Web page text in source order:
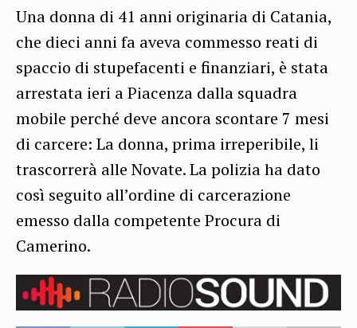
Una donna di 41 anni originaria di Catania,
che dieci anni fa aveva commesso reati di
spaccio di stupefacenti e finanziari, è stata
arrestata ieri a Piacenza dalla squadra
mobile perché deve ancora scontare 7 mesi
di carcere: La donna, prima irreperibile, li
trascorrerà alle Novate. La polizia ha dato
così seguito all’ordine di carcerazione
emesso dalla competente Procura di
Camerino.